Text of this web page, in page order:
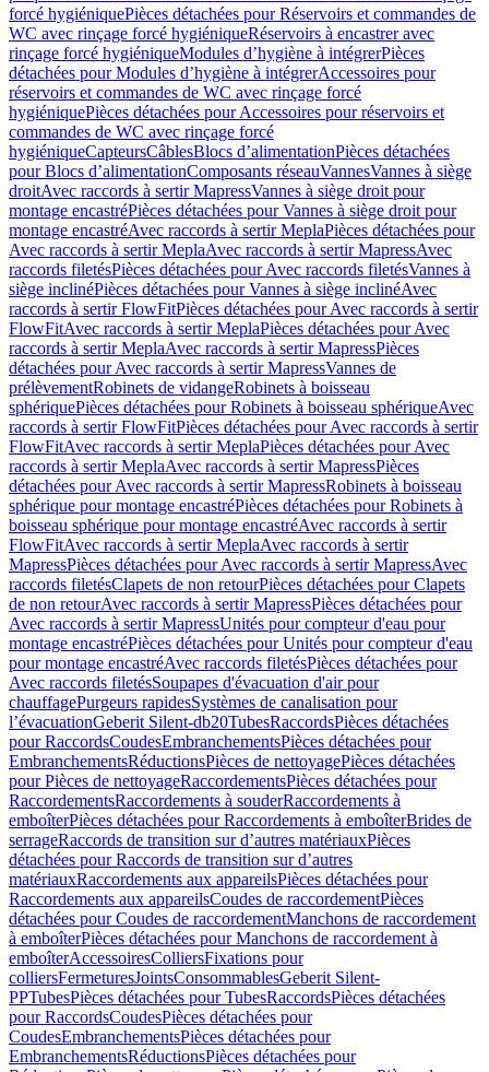
forcé hygiéniquePièces détachées pour Réservoirs et commandes de
WC avec rinçage forcé hygiéniqueRéservoirs à encastrer avec
rinçage forcé hygiéniqueModules d’hygiène à intégrerPièces
détachées pour Modules d’hygiène à intégrerAccessoires pour
réservoirs et commandes de WC avec rinçage forcé
hygiéniquePièces détachées pour Accessoires pour réservoirs et
commandes de WC avec rinçage forcé
hygiéniqueCapteursCâblesBlocs d’alimentationPièces détachées
pour Blocs d’alimentationComposants réseauVannesVannes à siège
droitAvec raccords à sertir MapressVannes à siège droit pour
montage encastréPièces détachées pour Vannes à siège droit pour
montage encastréAvec raccords à sertir MeplaPièces détachées pour
Avec raccords à sertir MeplaAvec raccords à sertir MapressAvec
raccords filetésPièces détachées pour Avec raccords filetésVannes à
siège inclinéPièces détachées pour Vannes à siège inclinéAvec
raccords à sertir FlowFitPièces détachées pour Avec raccords à sertir
FlowFitAvec raccords à sertir MeplaPièces détachées pour Avec
raccords à sertir MeplaAvec raccords à sertir MapressPièces
détachées pour Avec raccords à sertir MapressVannes de
prélèvementRobinets de vidangeRobinets à boisseau
sphériquePièces détachées pour Robinets à boisseau sphériqueAvec
raccords à sertir FlowFitPièces détachées pour Avec raccords à sertir
FlowFitAvec raccords à sertir MeplaPièces détachées pour Avec
raccords à sertir MeplaAvec raccords à sertir MapressPièces
détachées pour Avec raccords à sertir MapressRobinets à boisseau
sphérique pour montage encastréPièces détachées pour Robinets à
boisseau sphérique pour montage encastréAvec raccords à sertir
FlowFitAvec raccords à sertir MeplaAvec raccords à sertir
MapressPièces détachées pour Avec raccords à sertir MapressAvec
raccords filetésClapets de non retourPièces détachées pour Clapets
de non retourAvec raccords à sertir MapressPièces détachées pour
Avec raccords à sertir MapressUnités pour compteur d'eau pour
montage encastréPièces détachées pour Unités pour compteur d'eau
pour montage encastréAvec raccords filetésPièces détachées pour
Avec raccords filetésSoupapes d'évacuation d'air pour
chauffagePurgeurs rapidesSystèmes de canalisation pour
l’évacuationGeberit Silent-db20TubesRaccordsPièces détachées
pour RaccordsCoudesEmbranchementsPièces détachées pour
EmbranchementsRéductionsPièces de nettoyagePièces détachées
pour Pièces de nettoyageRaccordementsPièces détachées pour
RaccordementsRaccordements à souderRaccordements à
emboîterPièces détachées pour Raccordements à emboîterBrides de
serrageRaccords de transition sur d’autres matériauxPièces
détachées pour Raccords de transition sur d’autres
matériauxRaccordements aux appareilsPièces détachées pour
Raccordements aux appareilsCoudes de raccordementPièces
détachées pour Coudes de raccordementManchons de raccordement
à emboîterPièces détachées pour Manchons de raccordement à
emboîterAccessoiresColliersFixations pour
colliersFermeturesJointsConsommablesGeberit Silent-
PPTubesPièces détachées pour TubesRaccordsPièces détachées
pour RaccordsCoudesPièces détachées pour
CoudesEmbranchementsPièces détachées pour
EmbranchementsRéductionsPièces détachées pour